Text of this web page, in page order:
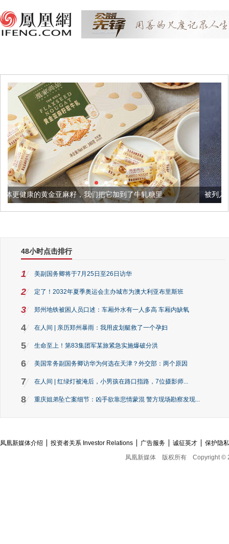
，我们把它加到了牛轧糖里 被列入佛家七宝的它到底有
48小时点击排行
1 美副国务卿将于7月25日至26日访华
2 定了！2032年夏季奥运会主办城市为澳大利亚布里斯班
3 郑州地铁被困人员口述：车厢外水有一人多高 车厢内缺氧
4 在人间 | 亲历郑州暴雨：我用皮划艇救了一个孕妇
5 生命至上！第83集团军某旅紧急实施爆破分洪
6 美国常务副国务卿访华为何选在天津？外交部：两个原因
7 在人间 | 红绿灯被淹后，小男孩在路口指路，7位摄影师...
8 重庆姐弟坠亡案细节：凶手欲靠悲情蒙混 警方现场勘察发现...
凤凰新媒体介绍 投资者关系 Investor Relations 广告服务 诚征英才
保护隐
凤凰新媒体
版权所有 Copyright ©